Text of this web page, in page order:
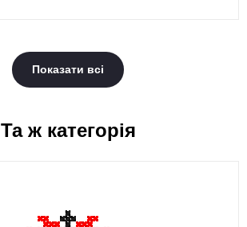
Показати всі
Та ж категорія